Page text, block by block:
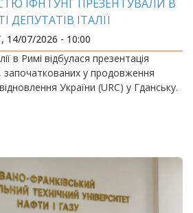
ІФНТУНГ ПРЕЗЕНТУВАЛИ В
ДЕПУТАТІВ ІТАЛІЇ
14/07/2026 - 10:00
в Римі відбулася презентація
започаткованих у продовження
України (URC) у Гданську.